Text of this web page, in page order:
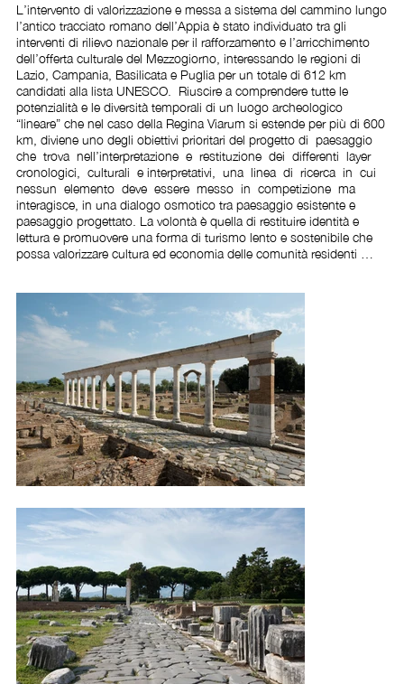
L’intervento di valorizzazione e messa a sistema del cammino lungo
l’antico tracciato romano dell’Appia è stato individuato tra gli
interventi di rilievo nazionale per il rafforzamento e l’arricchimento
dell’offerta culturale del Mezzogiorno, interessando le regioni di
Lazio, Campania, Basilicata e Puglia per un totale di 612 km
candidati alla lista UNESCO.  Riuscire a comprendere tutte le
potenzialità e le diversità temporali di un luogo archeologico
“lineare” che nel caso della Regina Viarum si estende per più di 600
km, diviene uno degli obiettivi prioritari del progetto di  paesaggio
che  trova  nell’interpretazione  e  restituzione  dei  differenti  layer
cronologici,  culturali  e interpretativi,  una  linea  di  ricerca  in  cui
nessun  elemento  deve  essere  messo  in  competizione  ma
interagisce, in una dialogo osmotico tra paesaggio esistente e
paesaggio progettato. La volontà è quella di restituire identità e
lettura e promuovere una forma di turismo lento e sostenibile che
possa valorizzare cultura ed economia delle comunità residenti
prevedono opere volte alla messa in sicurezza del cammino, la
progettazione di ponti e passerelle che consentano di attraversare
corsi d’acqua o strade ad alta percorrenza, e l’inserimento di nuova
vegetazione, che consentirà al camminatore di individuare la “vera”
via Appia quando le tracce della regina viarum risulteranno poco
visibili o nulle. Lungo il cammino, sono state predisposte varie aree
di sosta dotate di totem, elemento di design ed informazione fulcro
del progetto della segnaletica brand identity del progetto di
musealizzazione.
Parlano di noi: Ministero della Cultura al link
https://www.camminodellappia.it/2021/01/19/parte-la-